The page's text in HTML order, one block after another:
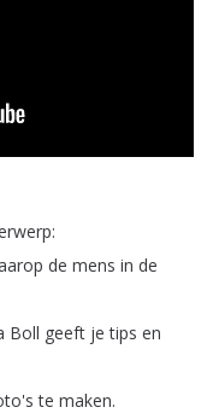
:
de mens in de
Boll geeft je tips en
te maken.